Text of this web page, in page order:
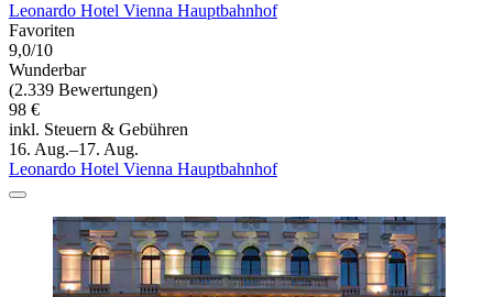
Leonardo Hotel Vienna Hauptbahnhof
Favoriten
9,0/10
Wunderbar
(2.339 Bewertungen)
98 €
inkl. Steuern & Gebühren
16. Aug.–17. Aug.
Leonardo Hotel Vienna Hauptbahnhof